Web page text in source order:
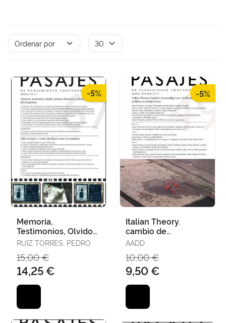
-5%
Memoria,
Testimonios, Olvidos:
Prácticas Literarias y
Culturales Más Allá
del Fr
RUIZ TORRES, PEDRO
15,00 €
14,25 €
-5%
Italian Theory.
cambio de
Paradigma en la
Contemporanea
AADD
10,00 €
9,50 €